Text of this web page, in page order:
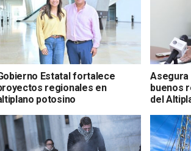
Estatal fortalece
regionales en
potosino
Asegura
buenos
del